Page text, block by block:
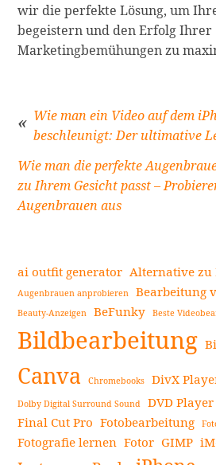
wir die perfekte Lösung, um
begeistern und den Erfolg Ihrer
Marketingbemühungen zu
Beitragsnavigation
Wie man ein Video auf dem
beschleunigt: Der ultimative
Wie man die perfekte
zu Ihrem Gesicht passt –
Augenbrauen aus
Seitenleiste
ai outfit generator Alternative zu
Augenbrauen anprobieren Bearbeitung
Beauty-Anzeigen BeFunky Beste
Bildbearbeitung
Canva Chromebooks DivX
Dolby Digital Surround Sound DVD Player
Final Cut Pro Fotobearbeitung
Fotografie lernen Fotor GIMP